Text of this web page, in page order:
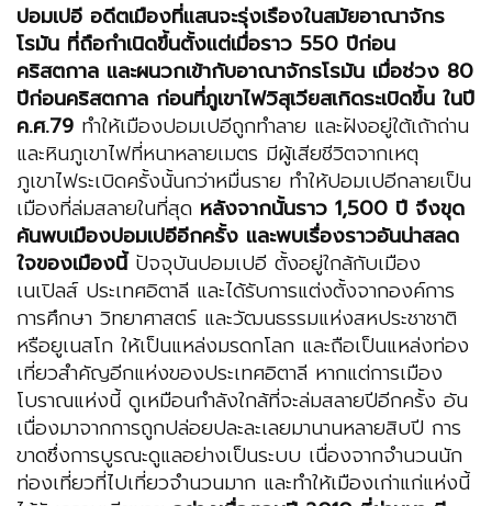
ปอมเปอี อดีตเมืองที่แสนจะรุ่งเรืองในสมัยอาณาจักร
โรมัน ที่ถือกำเนิดขึ้นตั้งแต่เมื่อราว 550 ปีก่อน
คริสตกาล และผนวกเข้ากับอาณาจักรโรมัน เมื่อช่วง 80
ปีก่อนคริสตกาล ก่อนที่ภูเขาไฟวิสุเวียสเกิดระเบิดขึ้น ในปี
ค.ศ.79 ทำให้เมืองปอมเปอีถูกทำลาย และฝังอยู่ใต้เถ้าถ่าน
และหินภูเขาไฟที่หนาหลายเมตร มีผู้เสียชีวิตจากเหตุ
ภูเขาไฟระเบิดครั้งนั้นกว่าหมื่นราย ทำให้ปอมเปอีกลายเป็น
เมืองที่ล่มสลายในที่สุด หลังจากนั้นราว 1,500 ปี จึงขุด
ค้นพบเมืองปอมเปอีอีกครั้ง และพบเรื่องราวอันน่าสลด
ใจของเมืองนี้ปัจจุบันปอมเปอี ตั้งอยู่ใกล้กับเมือง
เนเปิลส์ ประเทศอิตาลี และได้รับการแต่งตั้งจากองค์การ
การศึกษา วิทยาศาสตร์ และวัฒนธรรมแห่งสหประชาชาติ
หรือยูเนสโก ให้เป็นแหล่งมรดกโลก และถือเป็นแหล่งท่อง
เที่ยวสำคัญอีกแห่งของประเทศอิตาลี หากแต่การเมือง
โบราณแห่งนี้ ดูเหมือนกำลังใกล้ที่จะล่มสลายปีอีกครั้ง อัน
เนื่องมาจากการถูกปล่อยปละละเลยมานานหลายสิบปี การ
ขาดซึ่งการบูรณะดูแลอย่างเป็นระบบ เนื่องจากจำนวนนัก
ท่องเที่ยวที่ไปเที่ยวจำนวนมาก และทำให้เมืองเก่าแก่แห่งนี้